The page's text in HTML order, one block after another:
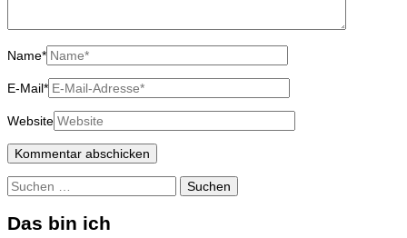
Name*
E-Mail*
Website
Suchen
nach:
Das bin ich